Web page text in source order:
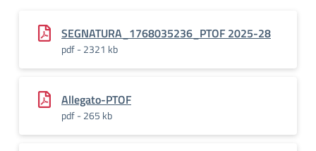
SEGNATURA_1768035236_PTOF 2025-28
pdf - 2321 kb
Allegato-PTOF
pdf - 265 kb